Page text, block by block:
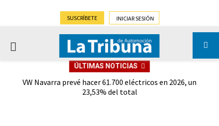
SUSCRÍBETE INICIAR SESIÓN
PRIMARY
ÚLTIMAS NOTICIAS
VW Navarra prevé hacer 61.700 eléctricos en 2026, un
23,53% del total